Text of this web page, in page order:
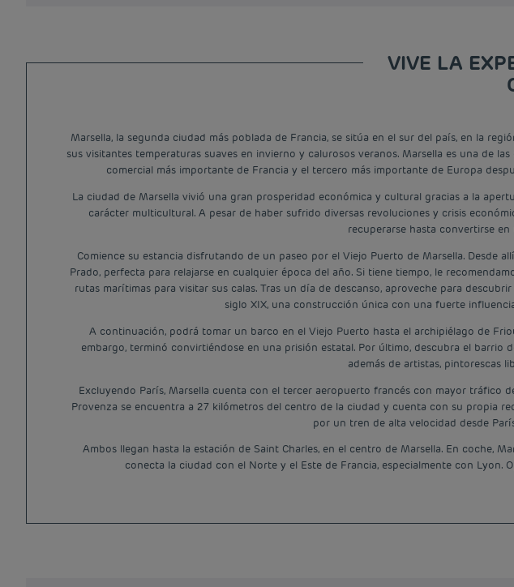
VIVE LA
Marsella, la segunda ciudad más poblada de Francia, se sitúa en el sur del país, en la
sus visitantes temperaturas suaves en invierno y calurosos veranos. Marsella es una de
comercial más importante de Francia y el tercero más importante de Europa
La ciudad de Marsella vivió una gran prosperidad económica y cultural gracias a la
carácter multicultural. A pesar de haber sufrido diversas revoluciones y crisis
recuperarse hasta convertirse
Comience su estancia disfrutando de un paseo por el Viejo Puerto de Marsella. Desde
Prado, perfecta para relajarse en cualquier época del año. Si tiene tiempo, le
rutas marítimas para visitar sus calas. Tras un día de descanso, aproveche para
siglo XIX, una construcción única con una fuerte
A continuación, podrá tomar un barco en el Viejo Puerto hasta el archipiélago de
embargo, terminó convirtiéndose en una prisión estatal. Por último, descubra el
además de artistas, pintorescas
Excluyendo París, Marsella cuenta con el tercer aeropuerto francés con mayor tráfico
Provenza se encuentra a 27 kilómetros del centro de la ciudad y cuenta con su propia
por un tren de alta velocidad desde
Ambos llegan hasta la estación de Saint Charles, en el centro de Marsella. En coche,
conecta la ciudad con el Norte y el Este de Francia, especialmente con Lyon.